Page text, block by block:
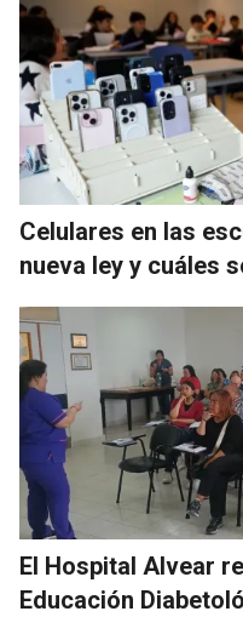
Celulares en las
nueva ley y cuáles
El Hospital Alvear
Educación